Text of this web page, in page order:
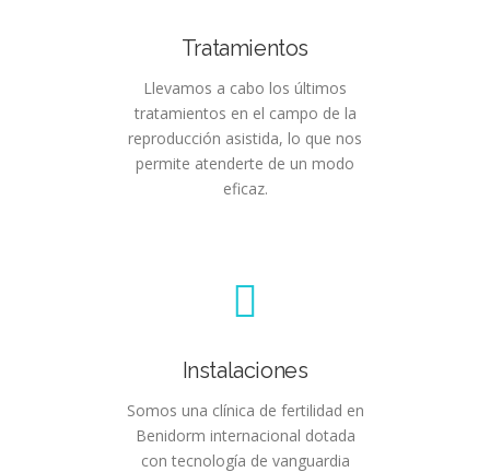
Tratamientos
Llevamos a cabo los últimos
tratamientos en el campo de la
reproducción asistida, lo que nos
permite atenderte de un modo
eficaz.
Instalaciones
Somos una clínica de fertilidad en
Benidorm internacional dotada
con tecnología de vanguardia